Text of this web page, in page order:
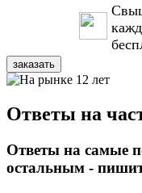
заказать
Ответы на
Ответы на самые
остальным -